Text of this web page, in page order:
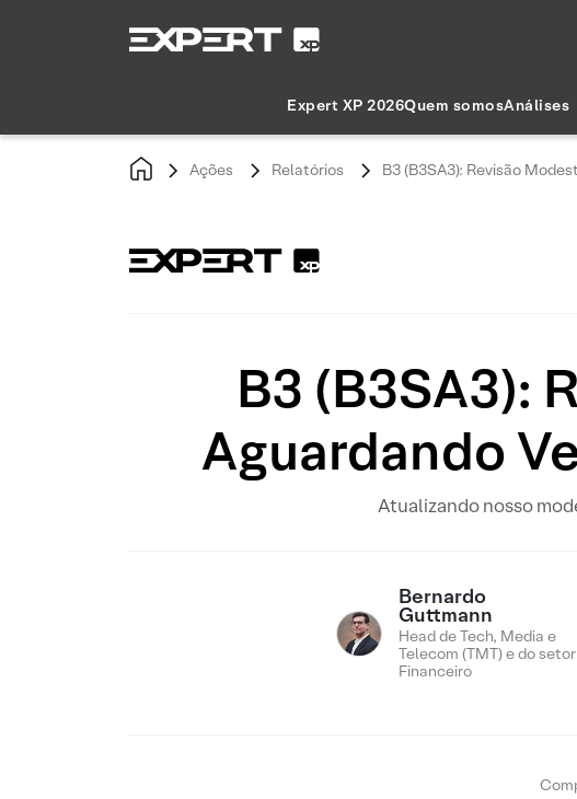
Expert XP 2026Quem somosAnálises
Ações Relatórios B3 (B3SA3): Revisão
B3 (B3SA3):
Aguardando
Atualizando nosso
Bernardo
Guttmann
Head de Tech, Media e
Telecom (TMT) e do setor
Financeiro